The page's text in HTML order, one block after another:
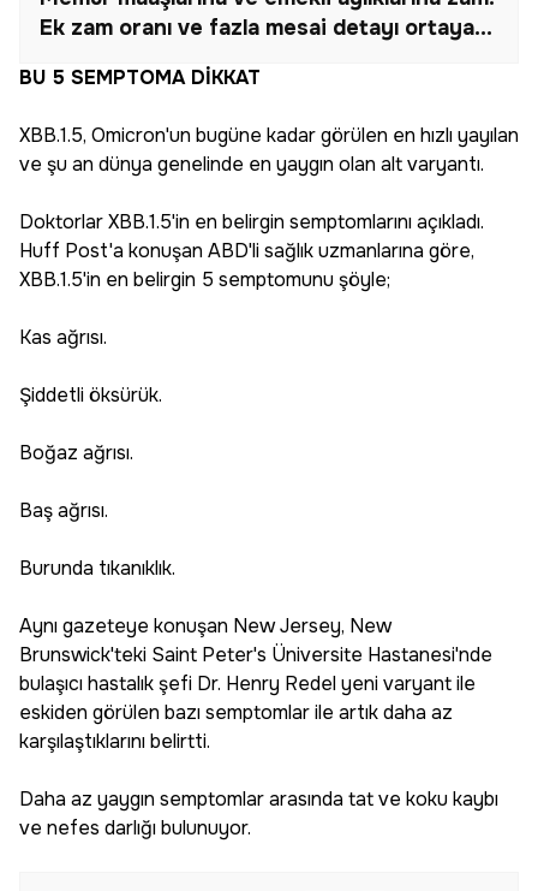
Ek zam oranı ve fazla mesai detayı ortaya
BU 5 SEMPTOMA DİKKAT
XBB.1.5, Omicron'un bugüne kadar görülen en hızlı yayılan
ve şu an dünya genelinde en yaygın olan alt varyantı.
Doktorlar XBB.1.5'in en belirgin semptomlarını açıkladı.
Huff Post'a konuşan ABD'li sağlık uzmanlarına göre,
XBB.1.5'in en belirgin 5 semptomunu şöyle;
Kas ağrısı.
Şiddetli öksürük.
Boğaz ağrısı.
Baş ağrısı.
Burunda tıkanıklık.
Aynı gazeteye konuşan New Jersey, New
Brunswick'teki Saint Peter's Üniversite Hastanesi'nde
bulaşıcı hastalık şefi Dr. Henry Redel yeni varyant ile
eskiden görülen bazı semptomlar ile artık daha az
karşılaştıklarını belirtti.
Daha az yaygın semptomlar arasında tat ve koku kaybı
ve nefes darlığı bulunuyor.